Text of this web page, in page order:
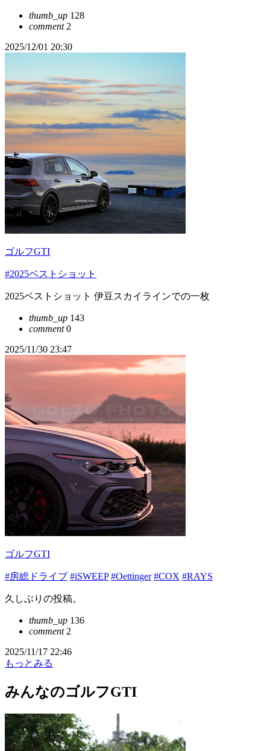
thumb_up 128
comment2
2025/12/01 20:30
ゴルフGTI
#2025ベストショット
2025ベストショット 伊豆スカイラインでの一枚
thumb_up 143
comment0
2025/11/30 23:47
ゴルフGTI
#房総ドライブ #iSWEEP #Oettinger #COX #RAYS
久しぶりの投稿。
thumb_up 136
comment2
2025/11/17 22:46
もっとみる
みんなのゴルフGTI